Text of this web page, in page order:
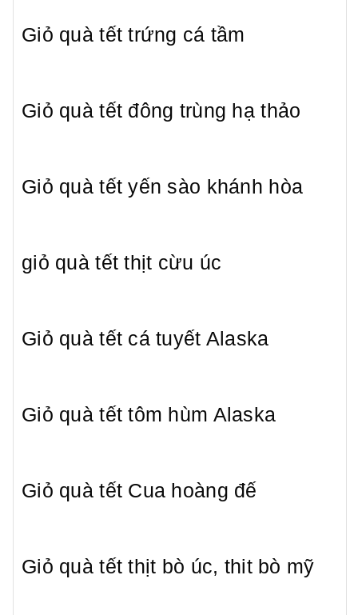
Giỏ quà tết trứng cá tầm
Giỏ quà tết đông trùng hạ thảo
Giỏ quà tết yến sào khánh hòa
giỏ quà tết thịt cừu úc
Giỏ quà tết cá tuyết Alaska
Giỏ quà tết tôm hùm Alaska
Giỏ quà tết Cua hoàng đế
Giỏ quà tết thịt bò úc, thit bò mỹ